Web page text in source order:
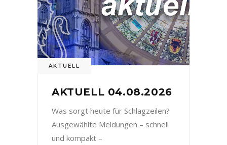
AKTUELL
AKTUELL 04.08.2026
Was sorgt heute für Schlagzeilen?
Ausgewählte Meldungen – schnell
und kompakt –